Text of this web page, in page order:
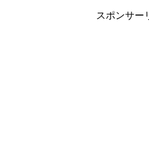
スポンサー